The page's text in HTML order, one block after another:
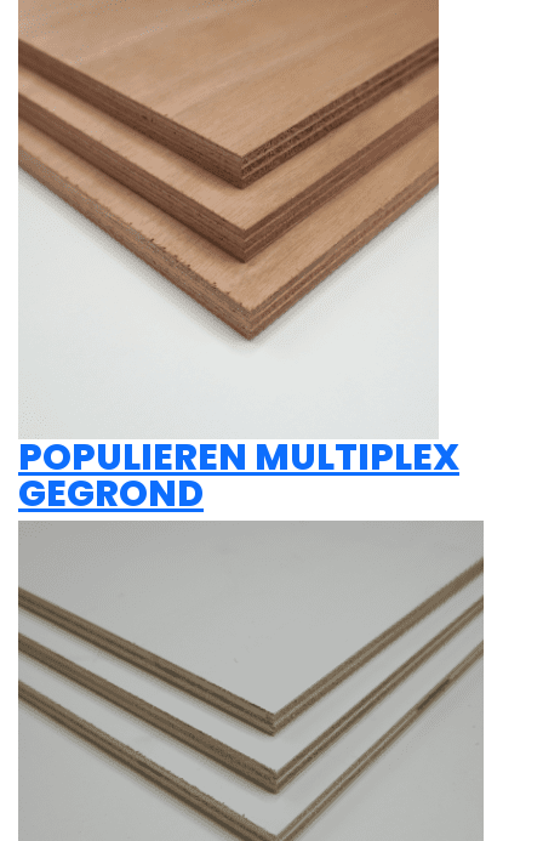
POPULIEREN MULTIPLEX
GEGROND